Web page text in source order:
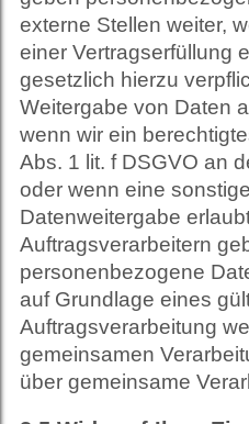
externe Stellen weiter,
einer Vertragserfüllung
gesetzlich hierzu
Weitergabe von Daten
wenn wir ein
Abs. 1 lit. f DSGVO an
oder wenn eine
Datenweitergabe
Auftragsverarbeitern
personenbezogene
auf Grundlage eines
Auftragsverarbeitung
gemeinsamen
über gemeinsame